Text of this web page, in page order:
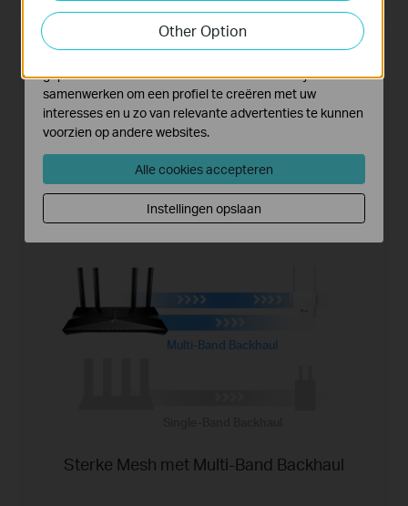
Multi-Band Backhaul
Sterke Mesh met Multi-Band Backhaul
Other Option
functionaliteit van de website aan te passen en te
verbeteren.
Marketing cookies kunnen op onze website worden
geplaatst door externe adverteerders waar wij mee
samenwerken om een profiel te creëren met uw
interesses en u zo van relevante advertenties te kunnen
voorzien op andere websites.
Alle cookies accepteren
Instellingen opslaan